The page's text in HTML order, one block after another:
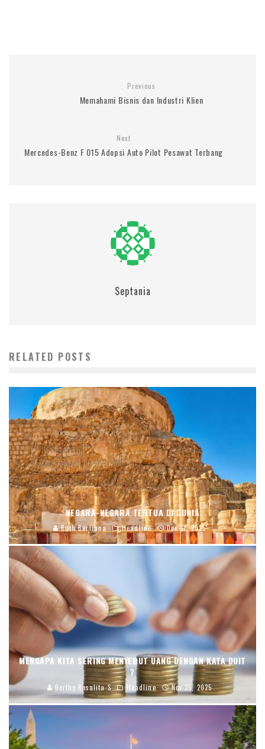
Previous
Memahami Bisnis dan Industri Klien
Next
Mercedes-Benz F 015 Adopsi Auto Pilot Pesawat Terbang
Septania
RELATED POSTS
NEGARA-NEGARA TERTUA DI DUNIA
Ruth Berliana Headline Dec 11, 2025
MENGAPA KITA SERING MENYEBUT UANG DENGAN KATA DUIT
?
Dorthy Rosalita S Headline Nov 25, 2025